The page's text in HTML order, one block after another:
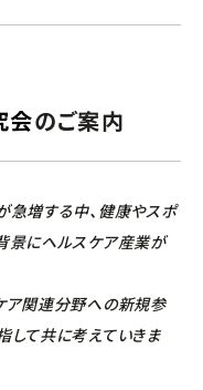
会のご案内
増する中、健康やスポ
景にヘルスケア産業が
ア関連分野への新規参
して共に考えていきま